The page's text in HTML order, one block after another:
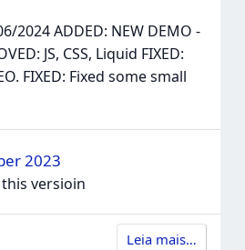
2024 ADDED: NEW DEMO -
JS, CSS, Liquid FIXED:
FIXED: Fixed some small
2023
versioin
Leia mais…